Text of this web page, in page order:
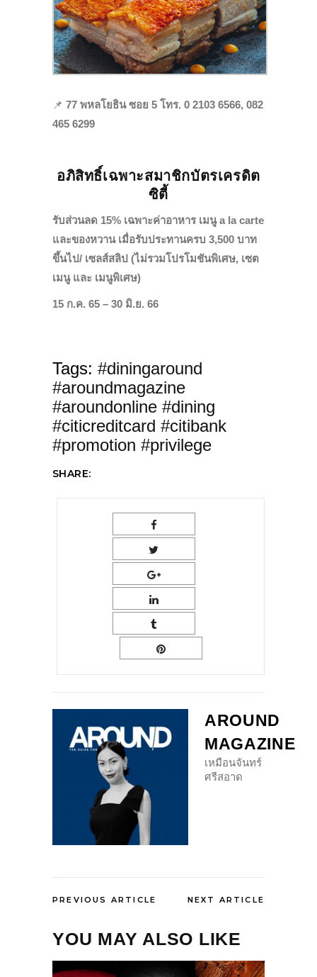
📌 77 พหลโยธิน ซอย 5 โทร. 0 2103 6566, 082
465 6299
อภิสิทธิ์เฉพาะสมาชิกบัตรเครดิต
ซิตี้
รับส่วนลด 15% เฉพาะค่าอาหาร เมนู a la carte
และของหวาน เมื่อรับประทานครบ 3,500 บาท
ขึ้นไป/ เซลส์สลิป (ไม่รวมโปรโมชันพิเศษ, เซต
เมนู และ เมนูพิเศษ)
15 ก.ค. 65 – 30 มิ.ย. 66
Tags: #diningaround
#aroundmagazine
#aroundonline #dining
#citicreditcard #citibank
#promotion #privilege
SHARE:
AROUND
MAGAZINE
เหมือนจันทร์
ศรีสอาด
PREVIOUS ARTICLE NEXT ARTICLE
YOU MAY ALSO LIKE